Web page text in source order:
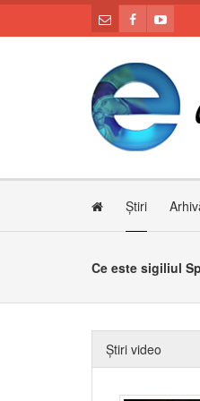
Știri
Ce este sigiliul
Știri video